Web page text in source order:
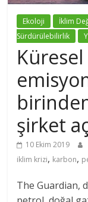
Ekoloji İklim
Sürdürülebilirlik
şirket
10 Ekim 2019
iklim krizi, karbon,
The Guardian,